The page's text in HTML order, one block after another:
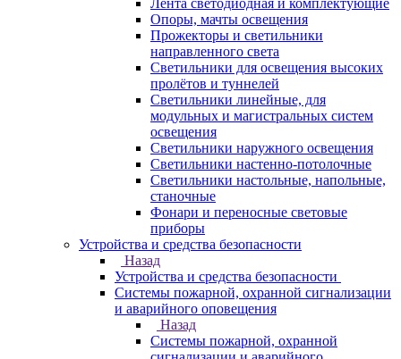
Лента светодиодная и комплектующие
Опоры, мачты освещения
Прожекторы и светильники
направленного света
Светильники для освещения высоких
пролётов и туннелей
Светильники линейные, для
модульных и магистральных систем
освещения
Светильники наружного освещения
Светильники настенно-потолочные
Светильники настольные, напольные,
станочные
Фонари и переносные световые
приборы
Устройства и средства безопасности
Назад
Устройства и средства безопасности
Системы пожарной, охранной сигнализации
и аварийного оповещения
Назад
Системы пожарной, охранной